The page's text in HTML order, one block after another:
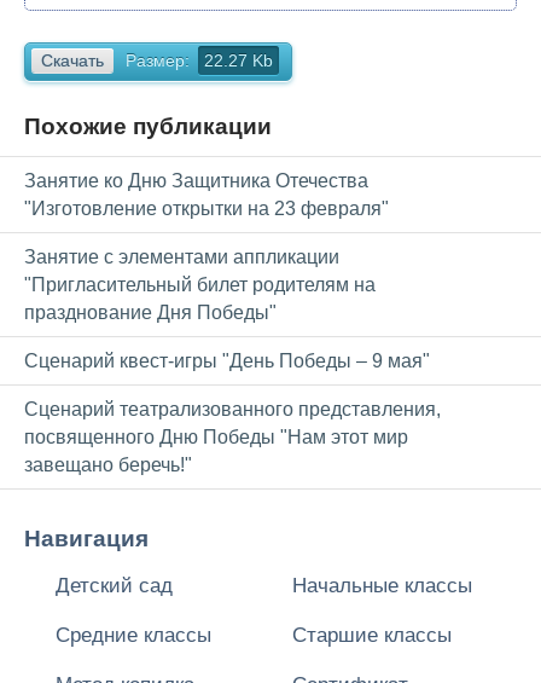
Скачать Размер: 22.27 Kb
Похожие публикации
Занятие ко Дню Защитника Отечества
"Изготовление открытки на 23 февраля"
Занятие с элементами аппликации
"Пригласительный билет родителям на
празднование Дня Победы"
Сценарий квест-игры "День Победы – 9 мая"
Сценарий театрализованного представления,
посвященного Дню Победы "Нам этот мир
завещано беречь!"
Навигация
Детский сад Начальные классы
Средние классы Старшие классы